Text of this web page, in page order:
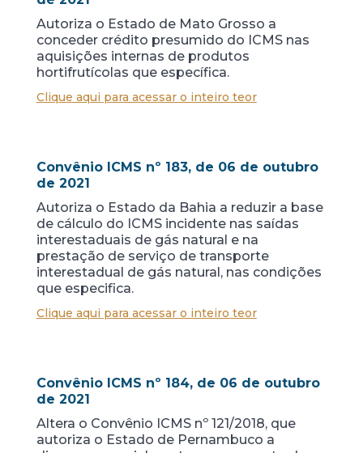
Autoriza o Estado de Mato Grosso a
conceder crédito presumido do ICMS nas
aquisições internas de produtos
hortifrutícolas que específica.
Clique aqui para acessar o inteiro teor
Convênio ICMS nº 183, de 06 de outubro
de 2021
Autoriza o Estado da Bahia a reduzir a base
de cálculo do ICMS incidente nas saídas
interestaduais de gás natural e na
prestação de serviço de transporte
interestadual de gás natural, nas condições
que especifica.
Clique aqui para acessar o inteiro teor
Convênio ICMS nº 184, de 06 de outubro
de 2021
Altera o Convênio ICMS nº 121/2018, que
autoriza o Estado de Pernambuco a